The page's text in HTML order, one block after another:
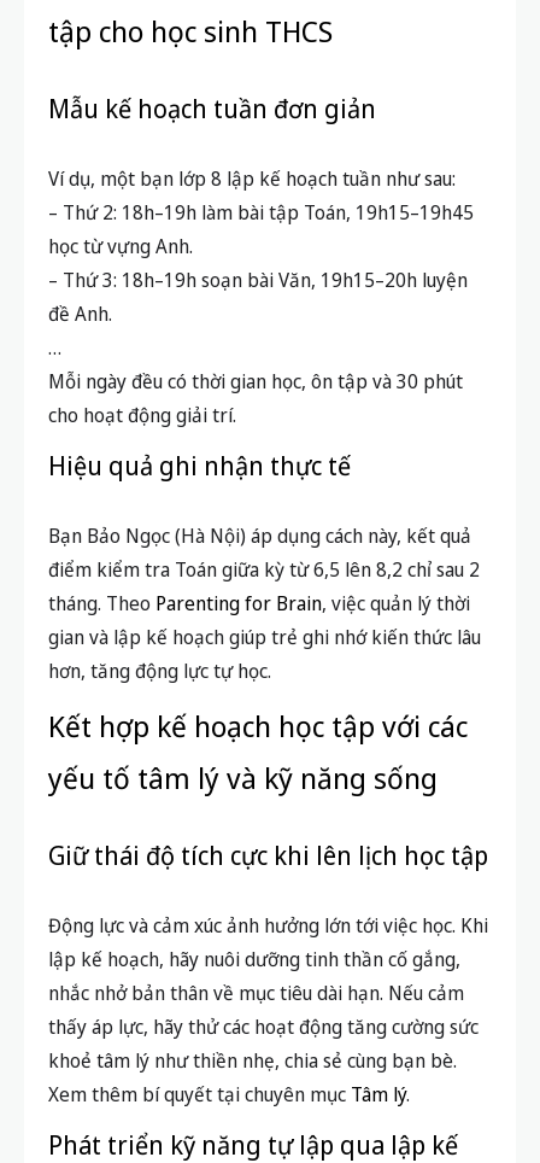
tập cho học sinh THCS
Mẫu kế hoạch tuần đơn giản
Ví dụ, một bạn lớp 8 lập kế hoạch tuần như sau:
– Thứ 2: 18h–19h làm bài tập Toán, 19h15–19h45
học từ vựng Anh.
– Thứ 3: 18h–19h soạn bài Văn, 19h15–20h luyện
đề Anh.
…
Mỗi ngày đều có thời gian học, ôn tập và 30 phút
cho hoạt động giải trí.
Hiệu quả ghi nhận thực tế
Bạn Bảo Ngọc (Hà Nội) áp dụng cách này, kết quả
điểm kiểm tra Toán giữa kỳ từ 6,5 lên 8,2 chỉ sau 2
tháng. Theo Parenting for Brain, việc quản lý thời
gian và lập kế hoạch giúp trẻ ghi nhớ kiến thức lâu
hơn, tăng động lực tự học.
Kết hợp kế hoạch học tập với các
yếu tố tâm lý và kỹ năng sống
Giữ thái độ tích cực khi lên lịch học tập
Động lực và cảm xúc ảnh hưởng lớn tới việc học. Khi
lập kế hoạch, hãy nuôi dưỡng tinh thần cố gắng,
nhắc nhở bản thân về mục tiêu dài hạn. Nếu cảm
thấy áp lực, hãy thử các hoạt động tăng cường sức
khoẻ tâm lý như thiền nhẹ, chia sẻ cùng bạn bè.
Xem thêm bí quyết tại chuyên mục Tâm lý.
Phát triển kỹ năng tự lập qua lập kế